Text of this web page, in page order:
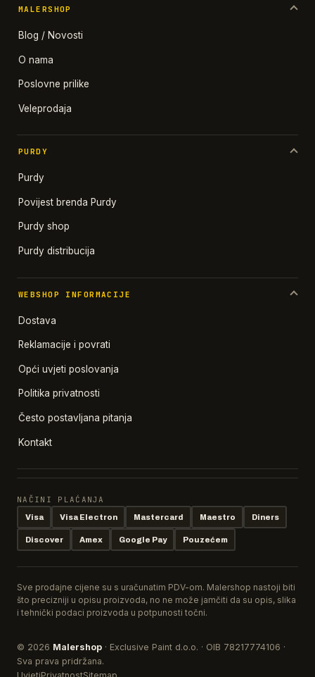
MALERSHOP
Blog / Novosti
O nama
Poslovne prilike
Veleprodaja
PURDY
Purdy
Povijest brenda Purdy
Purdy shop
Purdy distribucija
WEBSHOP INFORMACIJE
Dostava
Reklamacije i povrati
Opći uvjeti poslovanja
Politika privatnosti
Često postavljana pitanja
Kontakt
NAČINI PLAĆANJA
Visa Visa Electron Mastercard Maestro Diners
Discover Amex Google Pay Pouzećem
Sve prodajne cijene su s uračunatim PDV-om. Malershop nastoji biti
što precizniji u opisu proizvoda, no ne može jamčiti da su opis, slika
i tehnički podaci proizvoda u potpunosti točni.
© 2026 Malershop · Exclusive Paint d.o.o. · OIB 78217774106 ·
Sva prava pridržana.